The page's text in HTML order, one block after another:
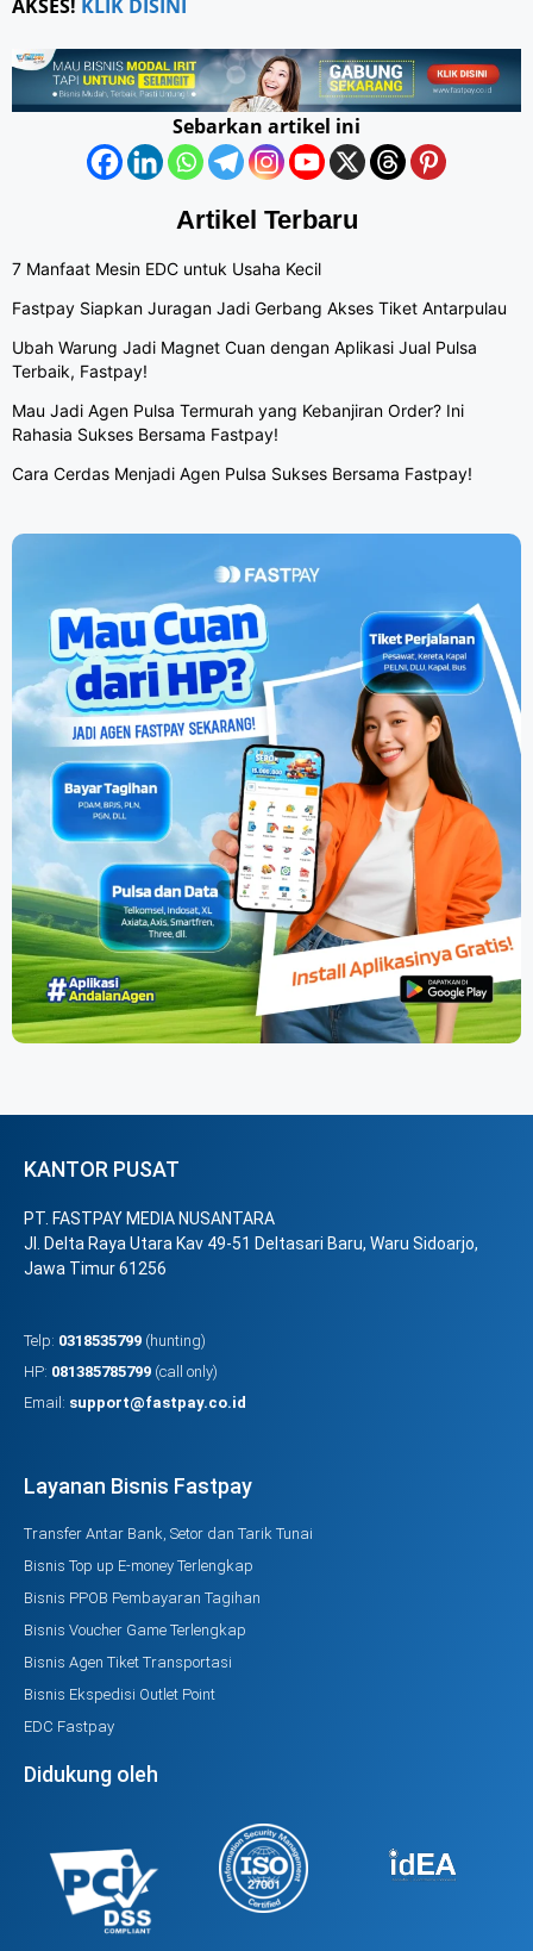
AKSES! KLIK DISINI
Sebarkan artikel ini
Artikel Terbaru
7 Manfaat Mesin EDC untuk Usaha Kecil
Fastpay Siapkan Juragan Jadi Gerbang Akses Tiket Antarpulau
Ubah Warung Jadi Magnet Cuan dengan Aplikasi Jual Pulsa
Terbaik, Fastpay!
Mau Jadi Agen Pulsa Termurah yang Kebanjiran Order? Ini
Rahasia Sukses Bersama Fastpay!
Cara Cerdas Menjadi Agen Pulsa Sukses Bersama Fastpay!
KANTOR PUSAT
PT. FASTPAY MEDIA NUSANTARA
Jl. Delta Raya Utara Kav 49-51 Deltasari Baru, Waru Sidoarjo,
Jawa Timur 61256
Telp: 0318535799 (hunting)
HP: 081385785799 (call only)
Email: support@fastpay.co.id
Layanan Bisnis Fastpay
Transfer Antar Bank, Setor dan Tarik Tunai
Bisnis Top up E-money Terlengkap
Bisnis PPOB Pembayaran Tagihan
Bisnis Voucher Game Terlengkap
Bisnis Agen Tiket Transportasi
Bisnis Ekspedisi Outlet Point
EDC Fastpay
Didukung oleh